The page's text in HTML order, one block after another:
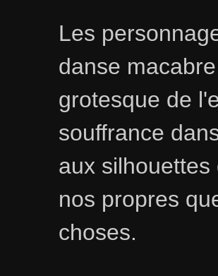
Les
danse
grotesque de
souffrance
aux
nos propres
choses.